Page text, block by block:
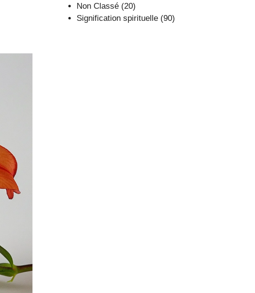
Non Classé(20)
Signification spirituelle(90)